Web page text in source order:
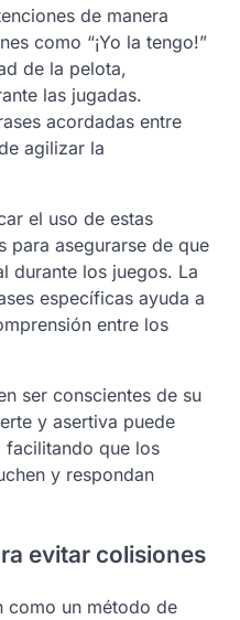
de manera
como “¡Yo la tengo!”
de la pelota,
las jugadas.
acordadas entre
agilizar la
el uso de estas
para asegurarse de que
durante los juegos. La
específicas ayuda a
entre los
ser conscientes de su
y asertiva puede
que los
y respondan
evitar colisiones
como un método de